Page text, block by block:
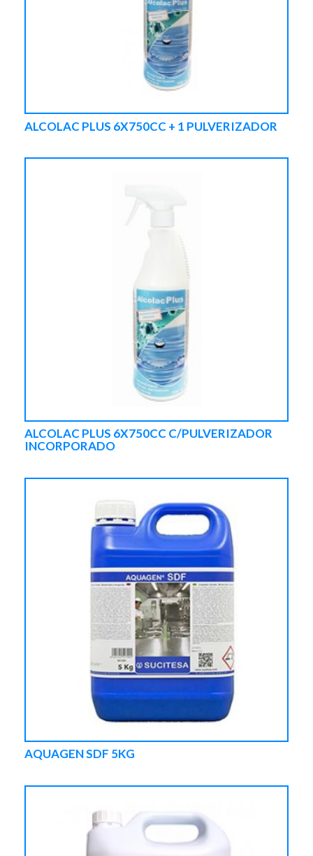
ALCOLAC PLUS 6X750CC + 1 PULVERIZADOR
ALCOLAC PLUS 6X750CC C/PULVERIZADOR
INCORPORADO
AQUAGEN SDF 5KG